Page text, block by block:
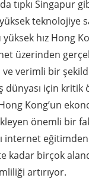
tıpkı Singapur
teknolojiye
hız Hong
üzerinden
ve verimli bir
dünyası için kritik
Kong’un
önemli bir
internet
kadar birçok
artırıyor.